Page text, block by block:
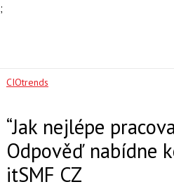
;
CIOtrends
“Jak nejlépe
Odpověď nabídne
itSMF CZ